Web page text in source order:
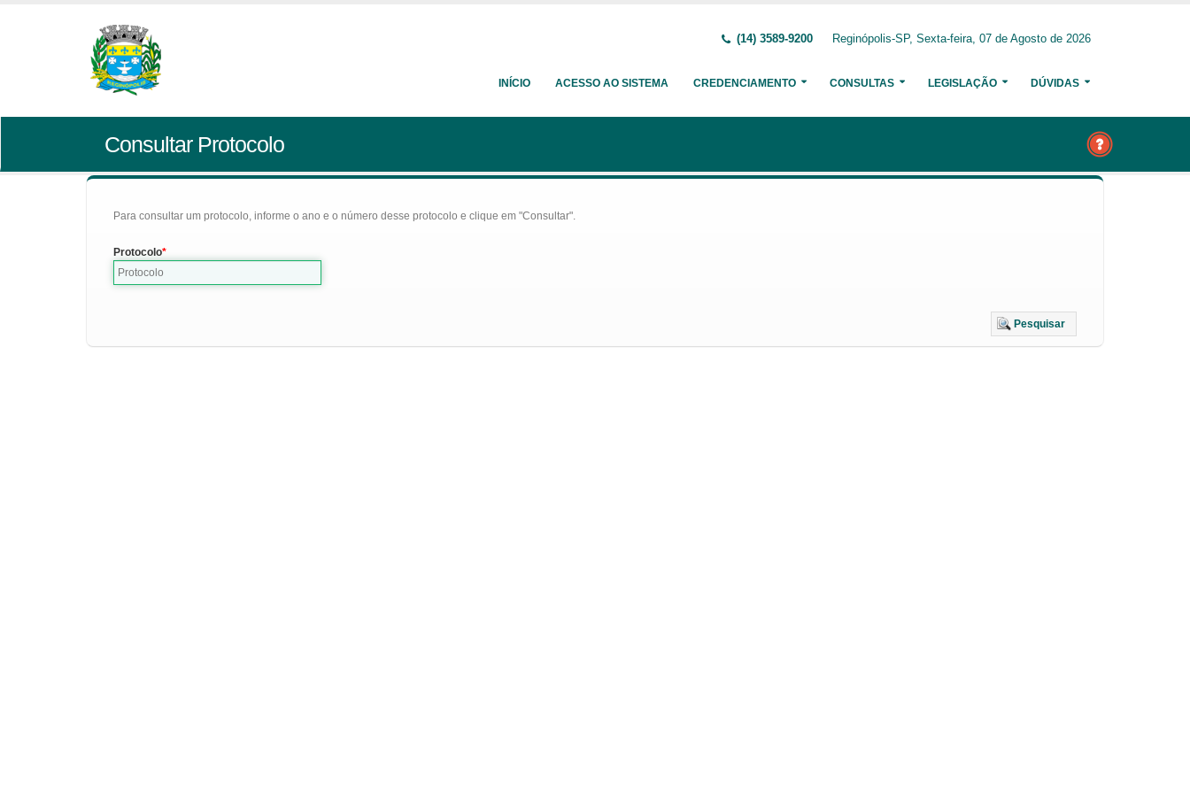
(14) 3589-9200 Reginópolis-SP, Sexta-feira, 07 de Agosto de 2026
INÍCIO ACESSO AO SISTEMA CREDENCIAMENTO CONSULTAS LEGISLAÇÃO DÚVIDAS
Consultar Protocolo
Para consultar um protocolo, informe o ano e o número desse protocolo e clique em "Consultar".
Protocolo
Pesquisar